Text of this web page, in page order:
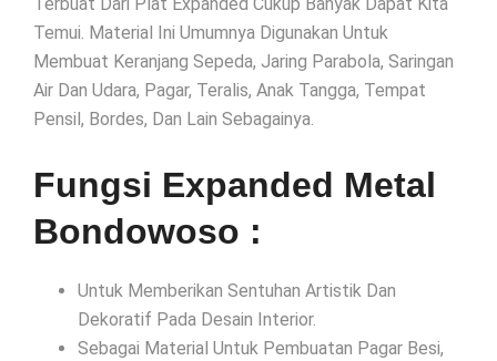
Temui. Material Ini Umumnya Digunakan Untuk
Membuat Keranjang Sepeda, Jaring Parabola, Saringan
Air Dan Udara, Pagar, Teralis, Anak Tangga, Tempat
Pensil, Bordes, Dan Lain Sebagainya.
Fungsi Expanded Metal
Bondowoso :
Untuk Memberikan Sentuhan Artistik Dan
Dekoratif Pada Desain Interior.
Sebagai Material Untuk Pembuatan Pagar Besi,